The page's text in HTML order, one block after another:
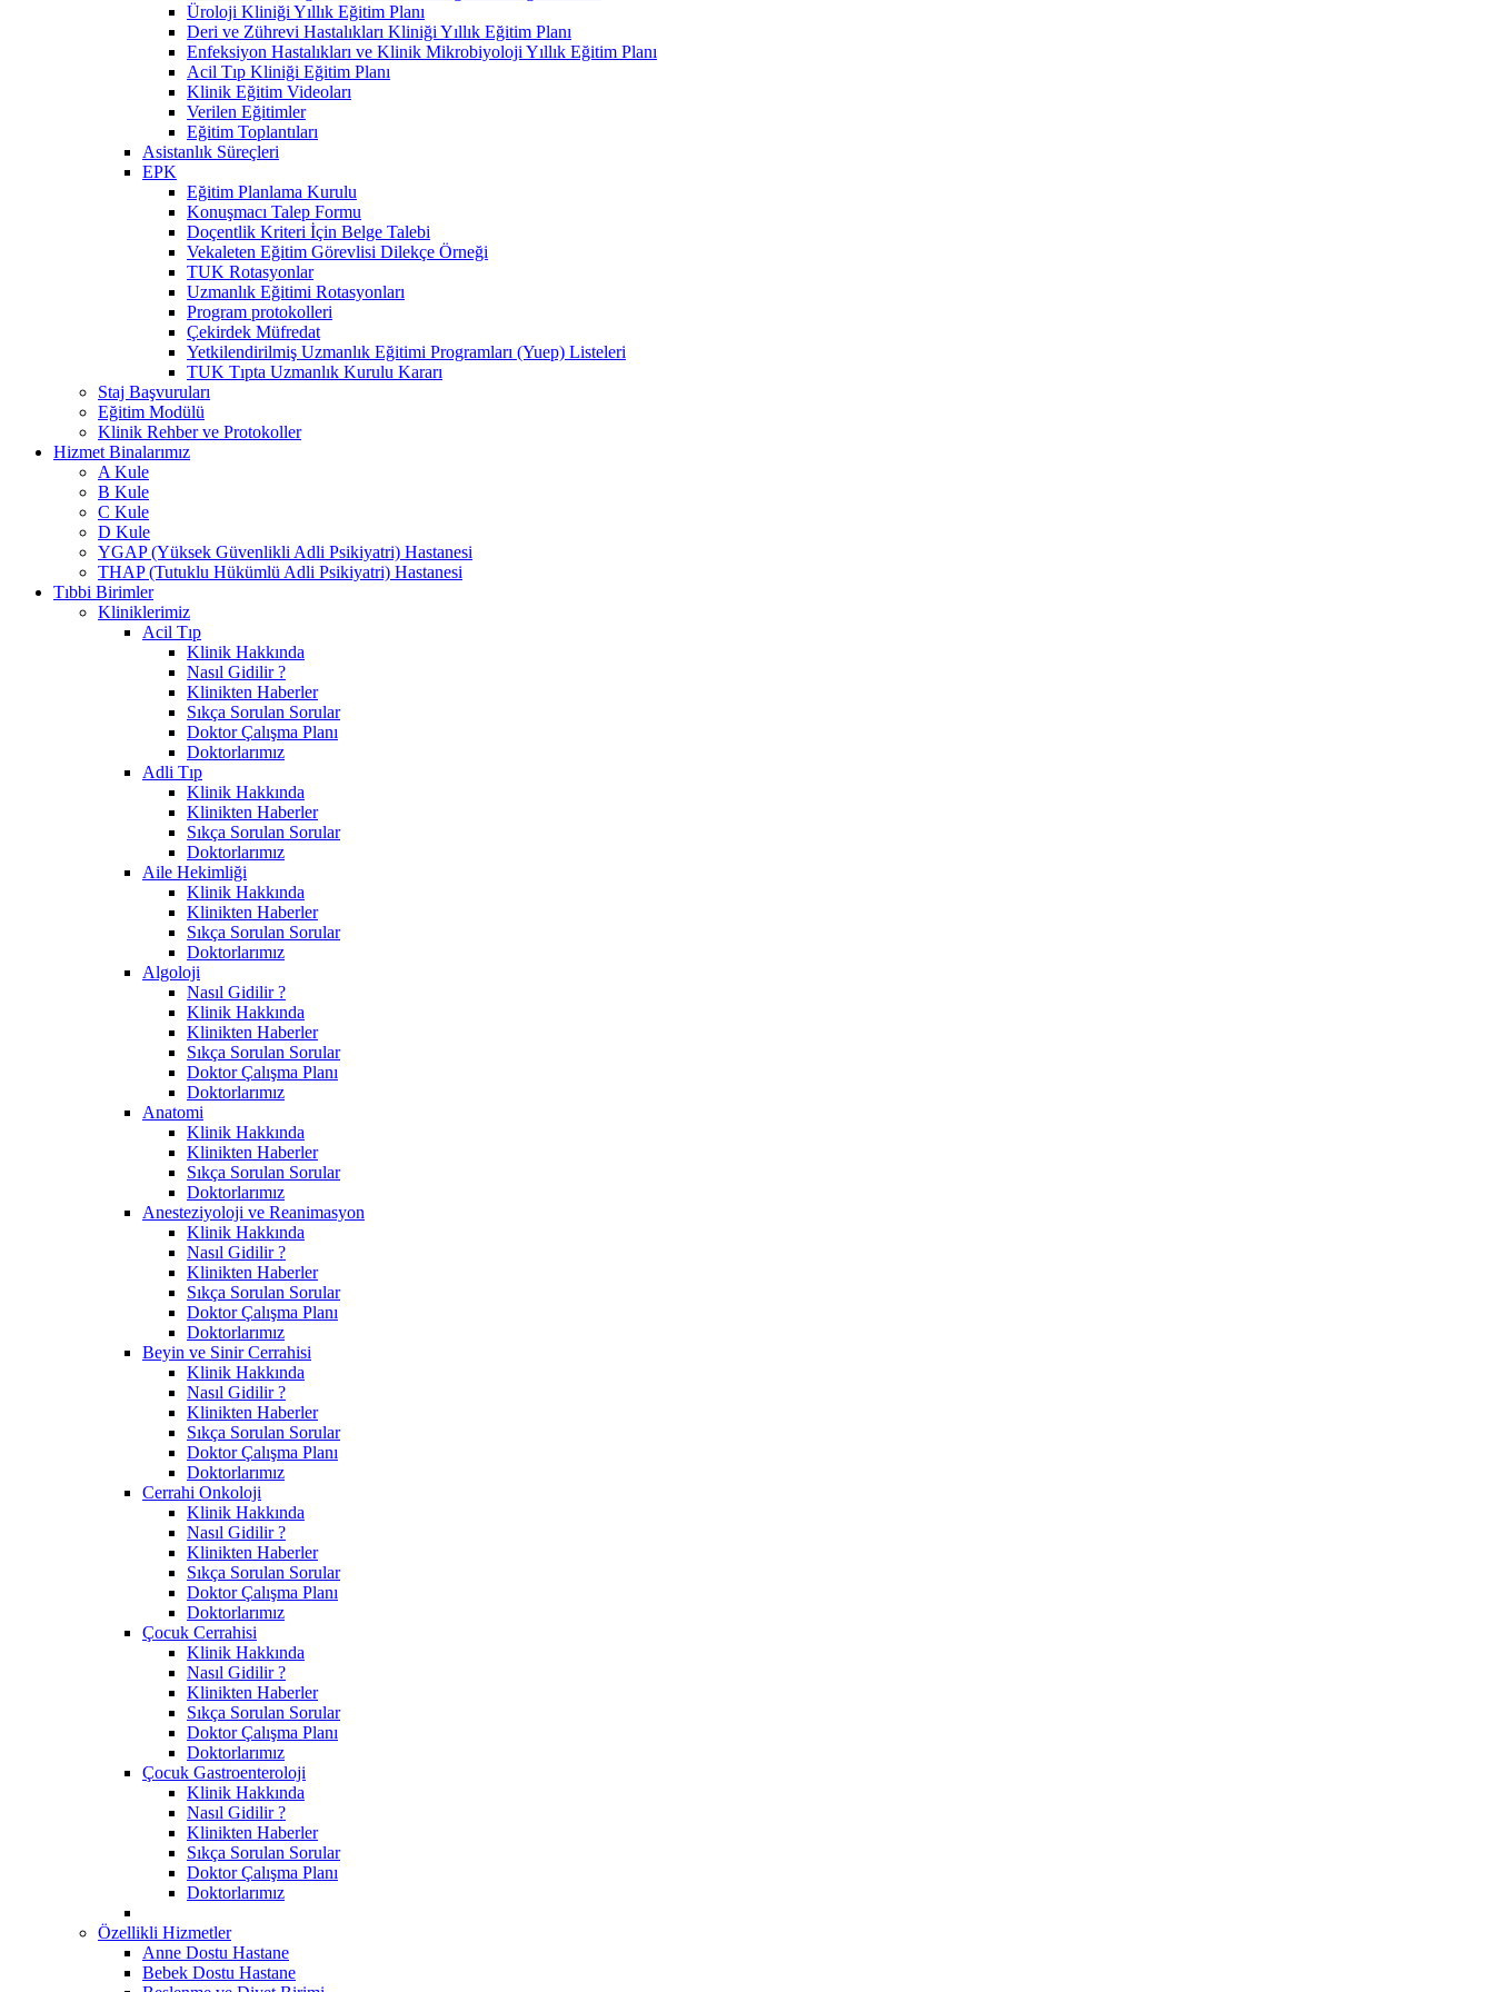
Üroloji Kliniği Yıllık Eğitim Planı
Deri ve Zührevi Hastalıkları Kliniği Yıllık Eğitim Planı
Enfeksiyon Hastalıkları ve Klinik Mikrobiyoloji Yıllık Eğitim Planı
Acil Tıp Kliniği Eğitim Planı
Klinik Eğitim Videoları
Verilen Eğitimler
Eğitim Toplantıları
Asistanlık Süreçleri
EPK
Eğitim Planlama Kurulu
Konuşmacı Talep Formu
Doçentlik Kriteri İçin Belge Talebi
Vekaleten Eğitim Görevlisi Dilekçe Örneği
TUK Rotasyonlar
Uzmanlık Eğitimi Rotasyonları
Program protokolleri
Çekirdek Müfredat
Yetkilendirilmiş Uzmanlık Eğitimi Programları (Yuep) Listeleri
TUK Tıpta Uzmanlık Kurulu Kararı
Staj Başvuruları
Eğitim Modülü
Klinik Rehber ve Protokoller
Hizmet Binalarımız
A Kule
B Kule
C Kule
D Kule
YGAP (Yüksek Güvenlikli Adli Psikiyatri) Hastanesi
THAP (Tutuklu Hükümlü Adli Psikiyatri) Hastanesi
Tıbbi Birimler
Kliniklerimiz
Acil Tıp
Klinik Hakkında
Nasıl Gidilir ?
Klinikten Haberler
Sıkça Sorulan Sorular
Doktor Çalışma Planı
Doktorlarımız
Adli Tıp
Klinik Hakkında
Klinikten Haberler
Sıkça Sorulan Sorular
Doktorlarımız
Aile Hekimliği
Klinik Hakkında
Klinikten Haberler
Sıkça Sorulan Sorular
Doktorlarımız
Algoloji
Nasıl Gidilir ?
Klinik Hakkında
Klinikten Haberler
Sıkça Sorulan Sorular
Doktor Çalışma Planı
Doktorlarımız
Anatomi
Klinik Hakkında
Klinikten Haberler
Sıkça Sorulan Sorular
Doktorlarımız
Anesteziyoloji ve Reanimasyon
Klinik Hakkında
Nasıl Gidilir ?
Klinikten Haberler
Sıkça Sorulan Sorular
Doktor Çalışma Planı
Doktorlarımız
Beyin ve Sinir Cerrahisi
Klinik Hakkında
Nasıl Gidilir ?
Klinikten Haberler
Sıkça Sorulan Sorular
Doktor Çalışma Planı
Doktorlarımız
Cerrahi Onkoloji
Klinik Hakkında
Nasıl Gidilir ?
Klinikten Haberler
Sıkça Sorulan Sorular
Doktor Çalışma Planı
Doktorlarımız
Çocuk Cerrahisi
Klinik Hakkında
Nasıl Gidilir ?
Klinikten Haberler
Sıkça Sorulan Sorular
Doktor Çalışma Planı
Doktorlarımız
Çocuk Gastroenteroloji
Klinik Hakkında
Nasıl Gidilir ?
Klinikten Haberler
Sıkça Sorulan Sorular
Doktor Çalışma Planı
Doktorlarımız
Özellikli Hizmetler
Anne Dostu Hastane
Bebek Dostu Hastane